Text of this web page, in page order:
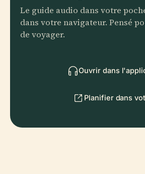
Le guide audio dans votre
dans votre navigateur. Pensé
de voyager.
Ouvrir dans
Planifier dans